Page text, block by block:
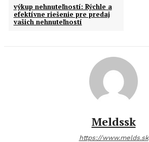
výkup nehnuteľností: Rýchle a
efektívne riešenie pre predaj
vašich nehnuteľností
Meldssk
https://www.melds.sk